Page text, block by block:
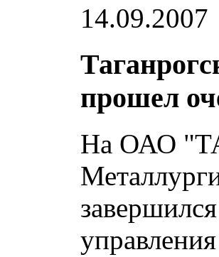
14.09.2007
прошел
На ОАО